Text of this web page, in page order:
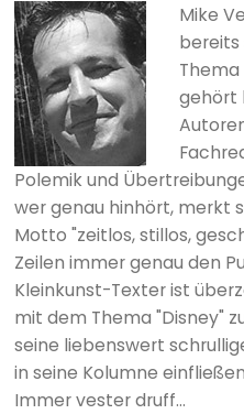
Mike
bereits
gehört
Polemik und
wer genau hinhört, merkt
Motto "zeitlos, stillos,
Zeilen immer genau den
Kleinkunst-Texter ist
mit dem Thema "Disney"
seine liebenswert
in seine Kolumne
Immer vester druff...